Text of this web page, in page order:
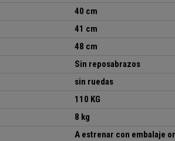
40 cm
41 cm
48 cm
Sin reposabrazos
sin ruedas
110 KG
8 kg
A estrenar con embalaje